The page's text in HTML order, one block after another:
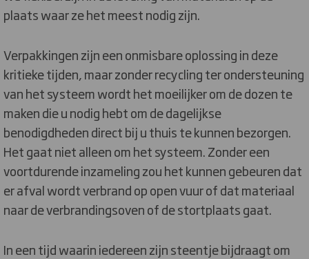
plaats waar ze het meest nodig zijn.
Verpakkingen zijn een onmisbare oplossing in deze
kritieke tijden, maar zonder recycling ter ondersteuning
van het systeem wordt het moeilijker om de dozen te
maken die u nodig hebt om de dagelijkse
benodigdheden direct bij u thuis te kunnen bezorgen.
Het gaat niet alleen om het systeem. Zonder een
voortdurende inzameling zou het kunnen gebeuren dat
er afval wordt verbrand op open vuur of dat materiaal
naar de verbrandingsoven of de stortplaats gaat.
In een tijd waarin iedereen zijn steentje bijdraagt om